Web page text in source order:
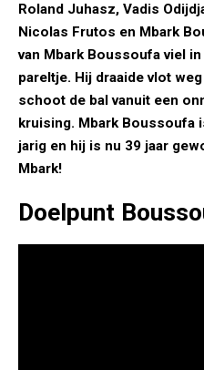
Roland Juhasz, Vadis
Nicolas Frutos en Mbark
van Mbark Boussoufa viel
pareltje. Hij draaide vlot
schoot de bal vanuit een
kruising. Mbark Boussoufa
jarig en hij is nu 39 jaar
Mbark!
Doelpunt